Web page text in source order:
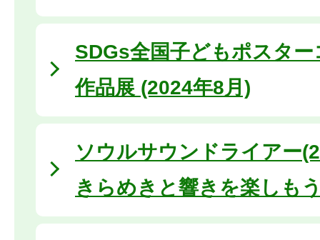
SDGs全国子どもポスタ
作品展 (2024年8月)
ソウルサウンドライアー
きらめきと響きを楽しも